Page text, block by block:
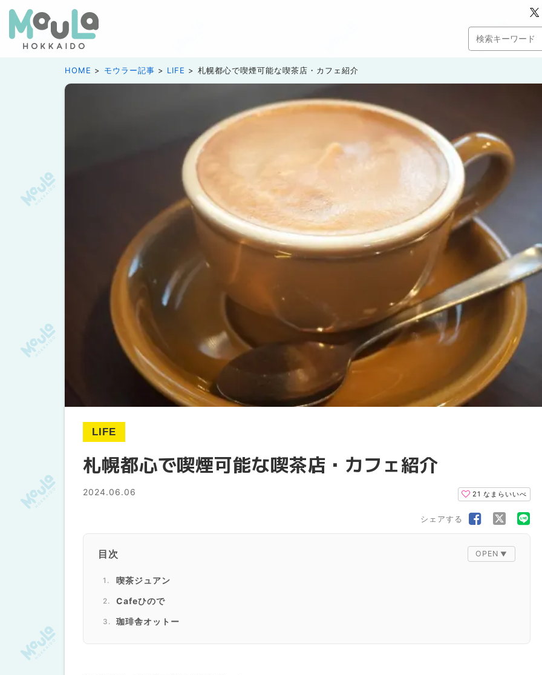
HOME モウラー記事 LIFE 札幌都心で喫煙可能な喫茶店・カフェ紹介
LIFE
札幌都心で喫煙可能な喫茶店・カフェ紹介
2024.06.06 21 なまらいいべ
シェアする
目次
喫茶ジュアン
Cafeひので
珈琲舎オットー